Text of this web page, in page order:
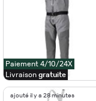
Paiement 4/10/24X
Livraison gratuite
ajouté il y a 28 minutes